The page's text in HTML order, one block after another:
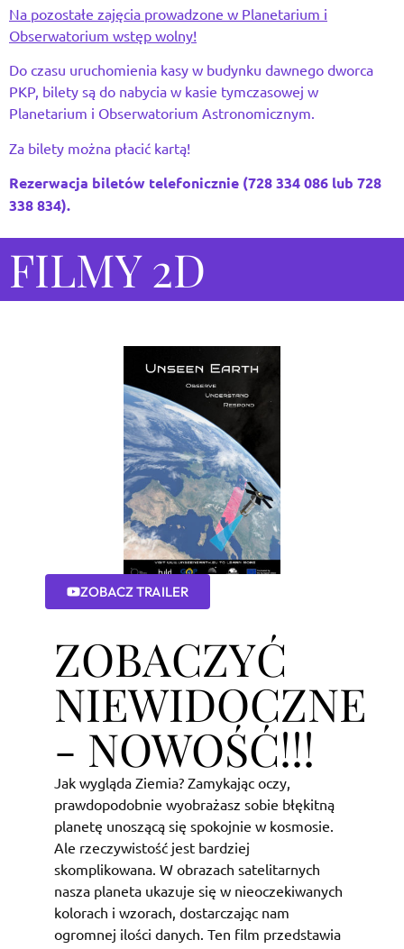
Na pozostałe zajęcia prowadzone w Planetarium i
Obserwatorium wstęp wolny!
Do czasu uruchomienia kasy w budynku dawnego dworca
PKP, bilety są do nabycia w kasie tymczasowej w
Planetarium i Obserwatorium Astronomicznym.
Za bilety można płacić kartą!
Rezerwacja biletów telefonicznie (728 334 086 lub 728
338 834).
FILMY 2D
ZOBACZ TRAILER
ZOBACZYĆ
NIEWIDOCZNE
- NOWOŚĆ!!!
Jak wygląda Ziemia? Zamykając oczy,
prawdopodobnie wyobrażasz sobie błękitną
planetę unoszącą się spokojnie w kosmosie.
Ale rzeczywistość jest bardziej
skomplikowana. W obrazach satelitarnych
nasza planeta ukazuje się w nieoczekiwanych
kolorach i wzorach, dostarczając nam
ogromnej ilości danych. Ten film przedstawia